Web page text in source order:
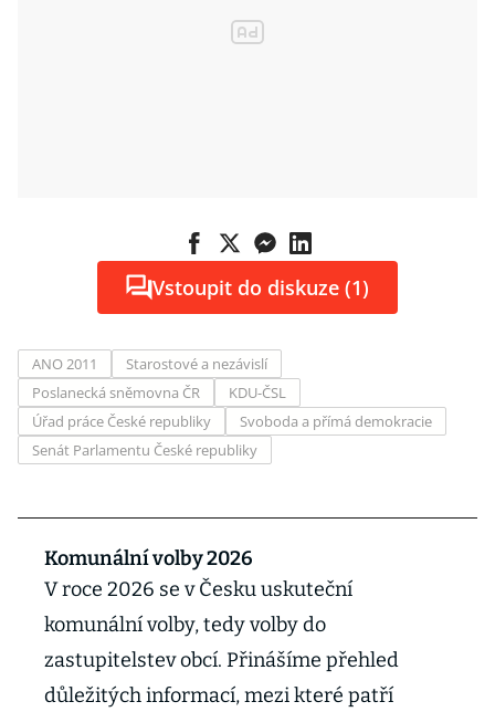
Vstoupit do diskuze (1)
ANO 2011
Starostové a nezávislí
Poslanecká sněmovna ČR
KDU-ČSL
Úřad práce České republiky
Svoboda a přímá demokracie
Senát Parlamentu České republiky
Komunální volby 2026
V roce 2026 se v Česku uskuteční
komunální volby, tedy volby do
zastupitelstev obcí. Přinášíme přehled
důležitých informací, mezi které patří